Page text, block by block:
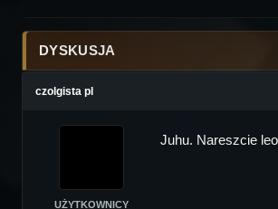
DYSKUSJA
czolgista pl
UŻYTKOWNICY
Juhu. Nareszcie